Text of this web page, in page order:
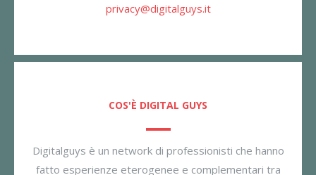
privacy@digitalguys.it
COS'È DIGITAL GUYS
Digitalguys è un network di professionisti che hanno
fatto esperienze eterogenee e complementari tra